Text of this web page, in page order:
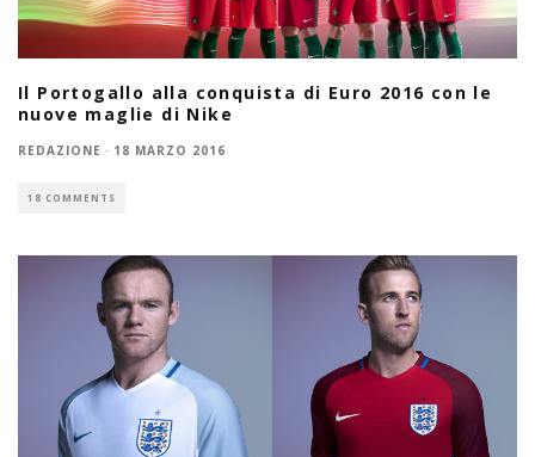
Il Portogallo alla conquista di Euro 2016 con le
nuove maglie di Nike
REDAZIONE · 18 MARZO 2016
18 COMMENTS